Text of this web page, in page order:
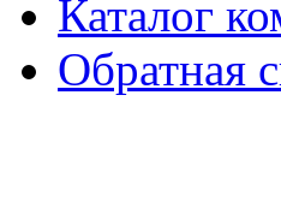
Каталог
Обратная